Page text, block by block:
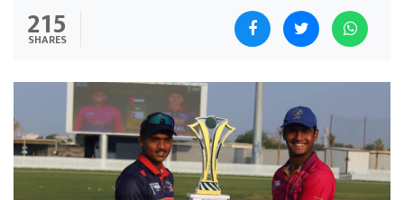
215
SHARES